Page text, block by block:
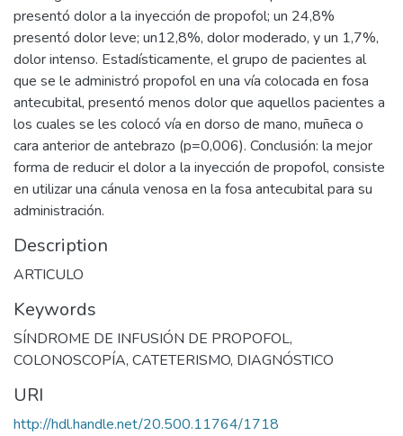
presentó dolor a la inyección de propofol; un 24,8%
presentó dolor leve; un12,8%, dolor moderado, y un 1,7%,
dolor intenso. Estadísticamente, el grupo de pacientes al
que se le administró propofol en una vía colocada en fosa
antecubital, presentó menos dolor que aquellos pacientes a
los cuales se les colocó vía en dorso de mano, muñeca o
cara anterior de antebrazo (p=0,006). Conclusión: la mejor
forma de reducir el dolor a la inyección de propofol, consiste
en utilizar una cánula venosa en la fosa antecubital para su
administración.
Description
ARTICULO
Keywords
SÍNDROME DE INFUSIÓN DE PROPOFOL,
COLONOSCOPÍA, CATETERISMO, DIAGNÓSTICO
URI
http://hdl.handle.net/20.500.11764/1718